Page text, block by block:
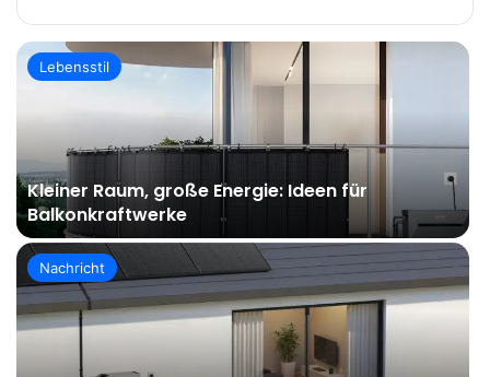
Lebensstil
Kleiner Raum, große Energie: Ideen für
Balkonkraftwerke
Nachricht